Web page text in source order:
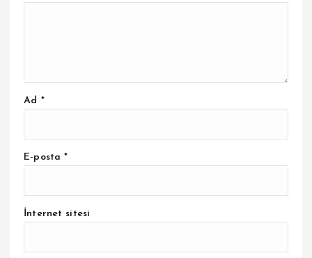
Ad *
E-posta*
İnternet sitesi